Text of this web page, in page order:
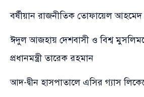
বর্ষীয়ান রাজনীতিক তোফায়েল
ঈদুল আজহায় দেশবাসী ও বিশ্ব
প্রধানমন্ত্রী তারেক রহমান
আদ-দ্বীন হাসপাতালে এসির গ্যাস